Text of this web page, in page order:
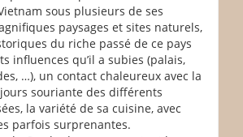
sous plusieurs de ses
paysages et sites naturels,
du riche passé de ce pays
influences qu’il a subies (palais,
…), un contact chaleureux avec la
souriante des différents
la variété de sa cuisine, avec
parfois surprenantes.